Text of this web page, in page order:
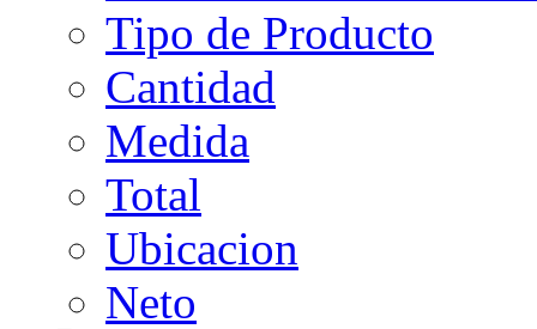
Tipo de Producto
Cantidad
Medida
Total
Ubicacion
Neto